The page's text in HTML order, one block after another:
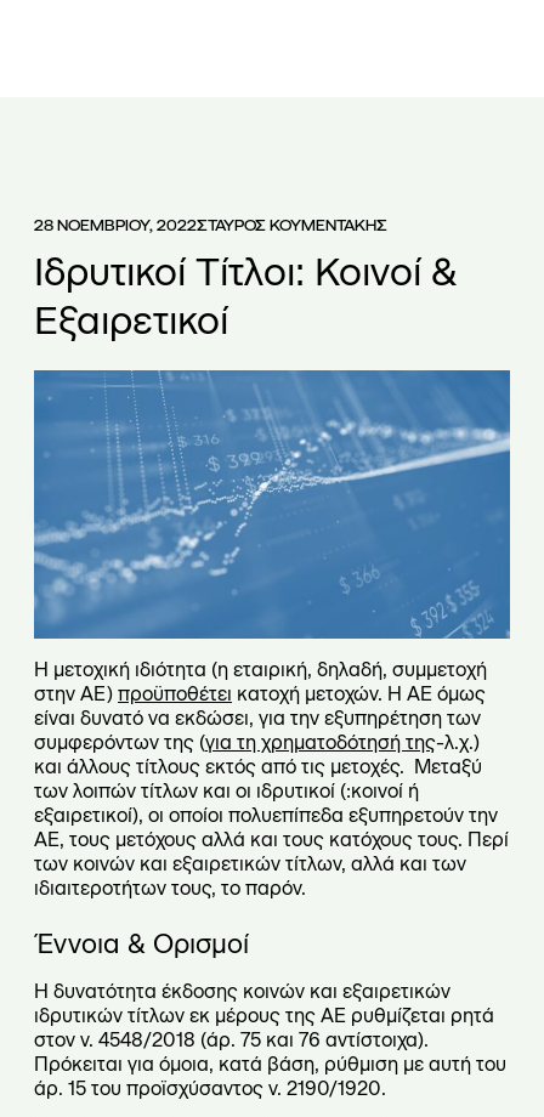
28 ΝΟΕΜΒΡΙΟΥ, 2022ΣΤΑΥΡΟΣ ΚΟΥΜΕΝΤΑΚΗΣ
Ιδρυτικοί Τίτλοι: Κοινοί &
Εξαιρετικοί
Η μετοχική ιδιότητα (η εταιρική, δηλαδή, συμμετοχή
στην ΑΕ) προϋποθέτει κατοχή μετοχών. Η ΑΕ όμως
είναι δυνατό να εκδώσει, για την εξυπηρέτηση των
συμφερόντων της (για τη χρηματοδότησή της-λ.χ.)
και άλλους τίτλους εκτός από τις μετοχές. Μεταξύ
των λοιπών τίτλων και οι ιδρυτικοί (:κοινοί ή
εξαιρετικοί), οι οποίοι πολυεπίπεδα εξυπηρετούν την
ΑΕ, τους μετόχους αλλά και τους κατόχους τους. Περί
των κοινών και εξαιρετικών τίτλων, αλλά και των
ιδιαιτεροτήτων τους, το παρόν.
Έννοια & Ορισμοί
Η δυνατότητα έκδοσης κοινών και εξαιρετικών
ιδρυτικών τίτλων εκ μέρους της ΑΕ ρυθμίζεται ρητά
στον ν. 4548/2018 (άρ. 75 και 76 αντίστοιχα).
Πρόκειται για όμοια, κατά βάση, ρύθμιση με αυτή του
άρ. 15 του προϊσχύσαντος ν. 2190/1920.